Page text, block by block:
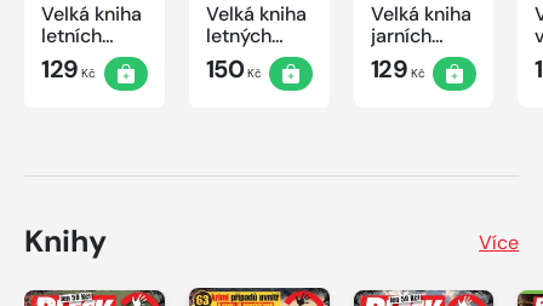
Velká kniha
letních
křížovek
2026
129 Kč
Velká kniha
letných
krížoviek s
TV JOJ
150Kč
Velká kniha
jarních
křížovek
2026
129 Kč
Knihy Více